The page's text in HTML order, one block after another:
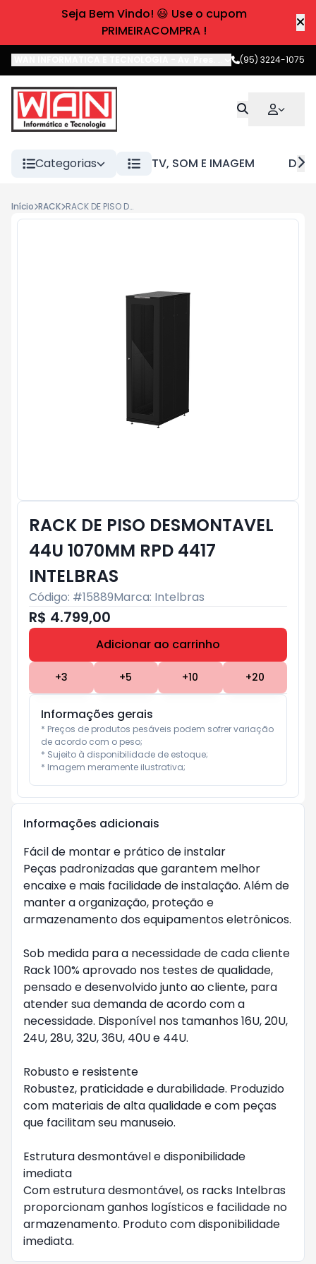
Seja Bem Vindo! 😃 Use o cupom
PRIMEIRACOMPRA !
Av. Pres. Castelo Branco,Boa
(95) 3224-1075
Categorias TV, SOM E IMAGEM
Início RACK RACK DE PISO DESMONTAVEL 44U 1070MM RPD 4417 INTELBRAS
RACK DE PISO DESMONTAVEL
44U 1070MM RPD 4417
INTELBRAS
Código: #15889Marca: Intelbras
R$ 4.799,00
Adicionar ao carrinho
+3 +5 +10 +20
Informações gerais
* Preços de produtos pesáveis podem sofrer variação
de acordo com o peso;
* Sujeito à disponibilidade de estoque;
* Imagem meramente ilustrativa;
Informações adicionais
Fácil de montar e prático de instalar
Peças padronizadas que garantem melhor
encaixe e mais facilidade de instalação. Além de
manter a organização, proteção e
armazenamento dos equipamentos eletrônicos.
Sob medida para a necessidade de cada cliente
Rack 100% aprovado nos testes de qualidade,
pensado e desenvolvido junto ao cliente, para
atender sua demanda de acordo com a
necessidade. Disponível nos tamanhos 16U, 20U,
24U, 28U, 32U, 36U, 40U e 44U.
Robusto e resistente
Robustez, praticidade e durabilidade. Produzido
com materiais de alta qualidade e com peças
que facilitam seu manuseio.
Estrutura desmontável e disponibilidade
imediata
Com estrutura desmontável, os racks Intelbras
proporcionam ganhos logísticos e facilidade no
armazenamento. Produto com disponibilidade
imediata.